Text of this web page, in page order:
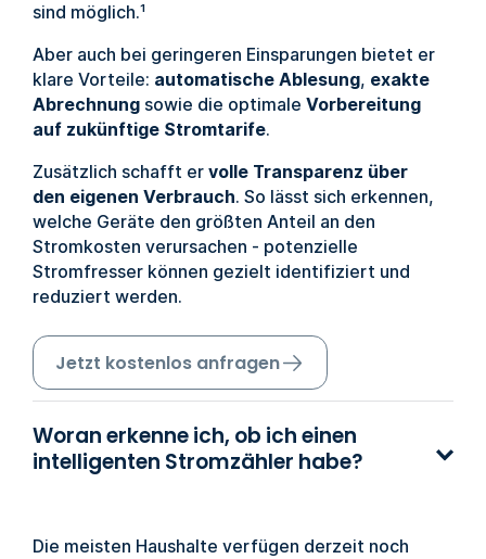
sind möglich.¹
Aber auch bei geringeren Einsparungen bietet er
klare Vorteile: automatische Ablesung, exakte
Abrechnungsowie die optimale Vorbereitung
auf zukünftige Stromtarife.
Zusätzlich schafft er volle Transparenz über
den eigenen Verbrauch. So lässt sich erkennen,
welche Geräte den größten Anteil an den
Stromkosten verursachen - potenzielle
Stromfresser können gezielt identifiziert und
reduziert werden.
Jetzt kostenlos anfragen
Woran erkenne ich, ob ich einen
intelligenten Stromzähler habe?
Die meisten Haushalte verfügen derzeit noch